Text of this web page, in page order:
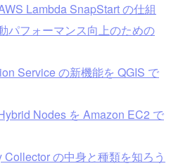
Lambda SnapStart の仕組
パフォーマンス向上のための
Service の新機能を QGIS で
Nodes を Amazon EC2 で
Collector の中身と種類を知ろう